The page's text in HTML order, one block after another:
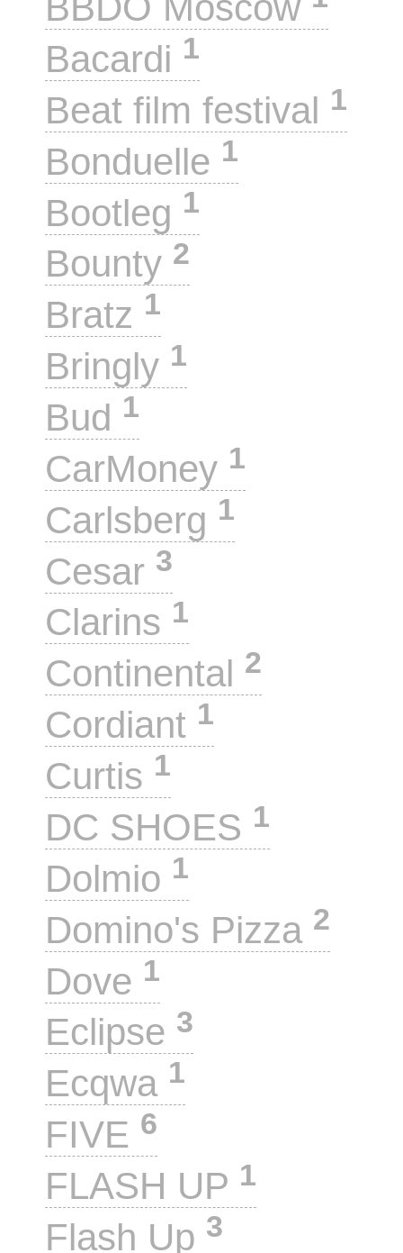
Bacardi 1
Beat film festival 1
Bonduelle 1
Bootleg 1
Bounty 2
Bratz 1
Bringly 1
Bud 1
CarMoney 1
Carlsberg 1
Cesar 3
Clarins 1
Continental 2
Cordiant 1
Curtis 1
DC SHOES 1
Dolmio 1
Domino's Pizza 2
Dove 1
Eclipse 3
Ecqwa 1
FIVE 6
FLASH UP 1
Flash Up 3